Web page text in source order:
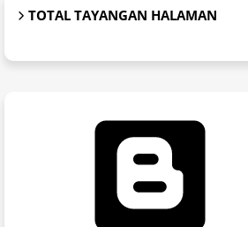
TOTAL TAYANGAN HALAMAN